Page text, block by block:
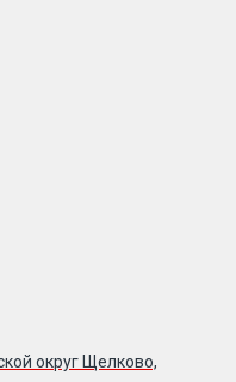
округ Щелково,